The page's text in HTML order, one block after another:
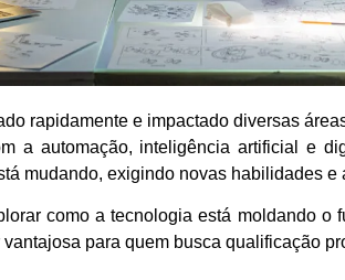
rapidamente e impactado diversas
a automação, inteligência artificial e
mudando, exigindo novas habilidades
como a tecnologia está moldando o
para quem busca qualificação